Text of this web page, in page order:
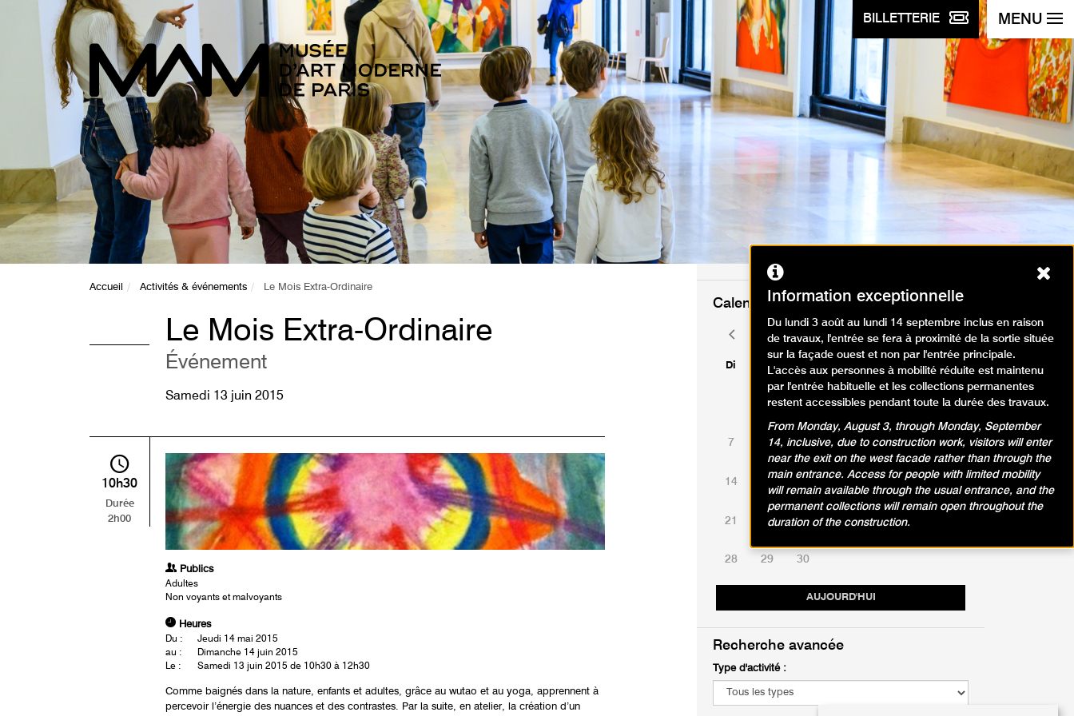
BILLETTERIE MENU
Accueil Activités & événements Le Mois Extra-Ordinaire
Le Mois Extra-Ordinaire
Événement
Samedi 13 juin 2015
10h30
Durée
2h00
Publics
Adultes
Non voyants et malvoyants
Heures
Du :
Jeudi 14 mai 2015
au :
Dimanche 14 juin 2015
Le :
Samedi 13 juin 2015 de 10h30 à 12h30
Comme baignés dans la nature, enfants et adultes, grâce au wutao et au yoga, apprennent à
percevoir l’énergie des nuances et des contrastes. Par la suite, en atelier, la création d’un
Calendrier des événements
juin 2026
Di Lu Ma Ve Sa
AUJOURD'HUI
1 2 3 4 5 6
7 8 9 10 11 12 13
14 16 17 18 19
21 22 23 24 25 26
28 29 30
Mois
précédent
Mois
suivant
Recherche avancée
Type d'activité :
Information exceptionnelle
Du lundi 3 août au lundi 14 septembre inclus en raison
de travaux, l'entrée se fera à proximité de la sortie située
sur la façade ouest et non par l'entrée principale.
L'accès aux personnes à mobilité réduite est maintenu
par l'entrée habituelle et les collections permanentes
restent accessibles pendant toute la durée des travaux.
From Monday, August 3, through Monday, September
14, inclusive, due to construction work, visitors will enter
near the exit on the west facade rather than through the
main entrance. Access for people with limited mobility
will remain available through the usual entrance, and the
permanent collections will remain open throughout the
duration of the construction.